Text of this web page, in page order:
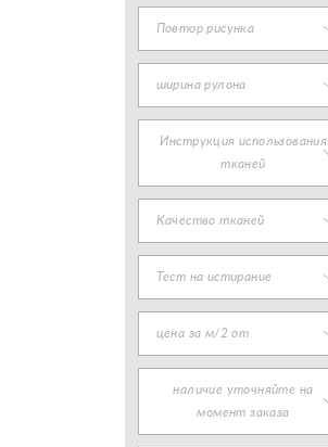
Повтор рисунка
ширина рулона
Инструкция использования
тканей
Качество тканей
Тест на истирание
цена за м/2 от
наличие уточняйте на
момент заказа